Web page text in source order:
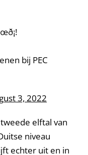
bij PEC
3, 2022
elftal van
niveau
echter uit en in